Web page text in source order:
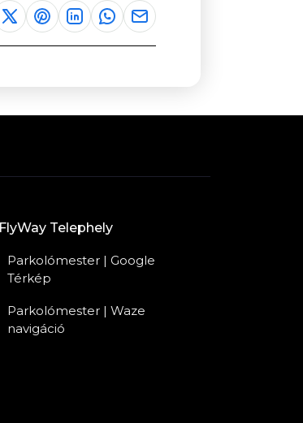
FlyWay Telephely
Parkolómester | Google
Térkép
Parkolómester | Waze
navigáció